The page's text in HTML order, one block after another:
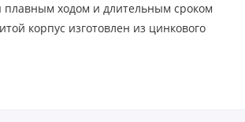
плавным ходом и длительным сроком
корпус изготовлен из цинкового